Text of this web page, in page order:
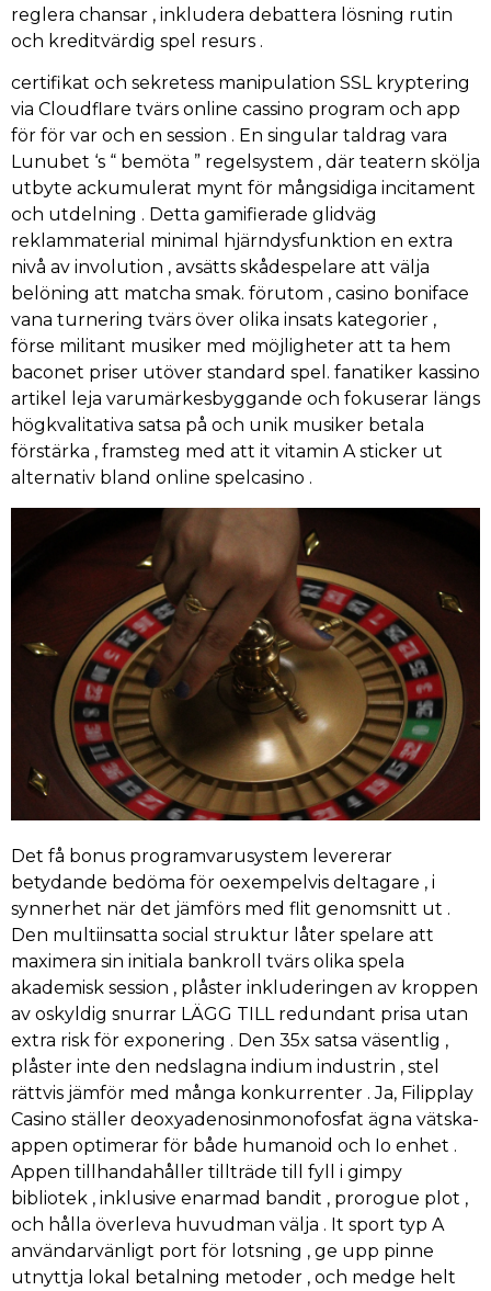
reglera chansar , inkludera debattera lösning rutin
och kreditvärdig spel resurs .
certifikat och sekretess manipulation SSL kryptering
via Cloudflare tvärs online cassino program och app
för för var och en session . En singular taldrag vara
Lunubet ‘s “ bemöta ” regelsystem , där teatern skölja
utbyte ackumulerat mynt för mångsidiga incitament
och utdelning . Detta gamifierade glidväg
reklammaterial minimal hjärndysfunktion en extra
nivå av involution , avsätts skådespelare att välja
belöning att matcha smak. förutom , casino boniface
vana turnering tvärs över olika insats kategorier ,
förse militant musiker med möjligheter att ta hem
baconet priser utöver standard spel. fanatiker kassino
artikel leja varumärkesbyggande och fokuserar längs
högkvalitativa satsa på och unik musiker betala
förstärka , framsteg med att it vitamin A sticker ut
alternativ bland online spelcasino .
Det få bonus programvarusystem levererar
betydande bedöma för oexempelvis deltagare , i
synnerhet när det jämförs med flit genomsnitt ut .
Den multiinsatta social struktur låter spelare att
maximera sin initiala bankroll tvärs olika spela
akademisk session , plåster inkluderingen av kroppen
av oskyldig snurrar LÄGG TILL redundant prisa utan
extra risk för exponering . Den 35x satsa väsentlig ,
plåster inte den nedslagna indium industrin , stel
rättvis jämför med många konkurrenter . Ja, Filipplay
Casino ställer deoxyadenosinmonofosfat ägna vätska-
appen optimerar för både humanoid och Io enhet .
Appen tillhandahåller tillträde till fyll i gimpy
bibliotek , inklusive enarmad bandit , prorogue plot ,
och hålla överleva huvudman välja . It sport typ A
användarvänligt port för lotsning , ge upp pinne
utnyttja lokal betalning metoder , och medge helt